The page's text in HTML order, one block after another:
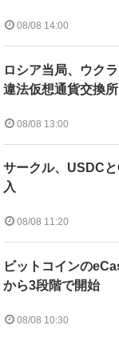
08/08 14:00
ロシア当局、ウク
違法仮想通貨交換
08/08 13:00
サークル、USDC
入
08/08 11:20
ビットコインの
から3段階で開始
08/08 10:30